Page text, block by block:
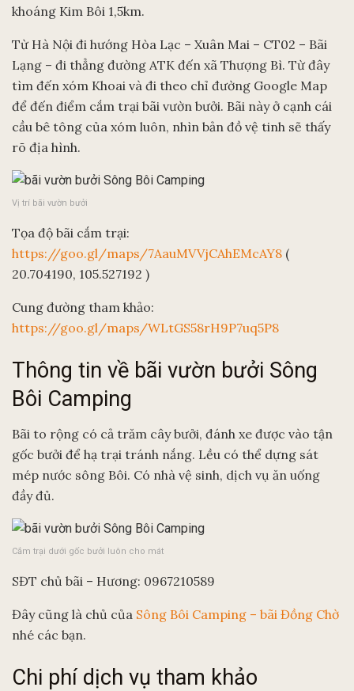
khoáng Kim Bôi 1,5km.
Từ Hà Nội đi hướng Hòa Lạc – Xuân Mai – CT02 – Bãi
Lạng – đi thẳng đường ATK đến xã Thượng Bì. Từ đây
tìm đến xóm Khoai và đi theo chỉ đường Google Map
để đến điểm cắm trại bãi vườn bưởi. Bãi này ở cạnh cái
cầu bê tông của xóm luôn, nhìn bản đồ vệ tinh sẽ thấy
rõ địa hình.
Vị trí bãi vườn bưởi
Tọa độ bãi cắm trại:
https://goo.gl/maps/7AauMVVjCAhEMcAY8 (
20.704190, 105.527192 )
Cung đường tham khảo:
https://goo.gl/maps/WLtGS58rH9P7uq5P8
Thông tin về bãi vườn bưởi Sông
Bôi Camping
Bãi to rộng có cả trăm cây bưởi, đánh xe được vào tận
gốc bưởi để hạ trại tránh nắng. Lều có thể dựng sát
mép nước sông Bôi. Có nhà vệ sinh, dịch vụ ăn uống
đầy đủ.
Cắm trại dưới gốc bưởi luôn cho mát
SĐT chủ bãi – Hương: 0967210589
Đây cũng là chủ của Sông Bôi Camping – bãi Đồng Chờ
nhé các bạn.
Chi phí dịch vụ tham khảo